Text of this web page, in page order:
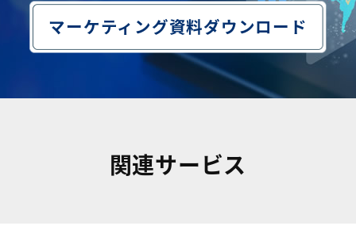
マーケティング資料ダウンロード
関連サービス